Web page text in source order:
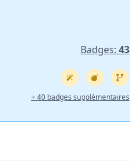
Badges: 43
+ 40 badges supplémentaires